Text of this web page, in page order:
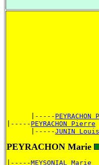
      |-----
|----- PEYRACHON Pierre
      |-----
JUNIN
PEYRACHON Marie
|-----MEYSONIAL Marie